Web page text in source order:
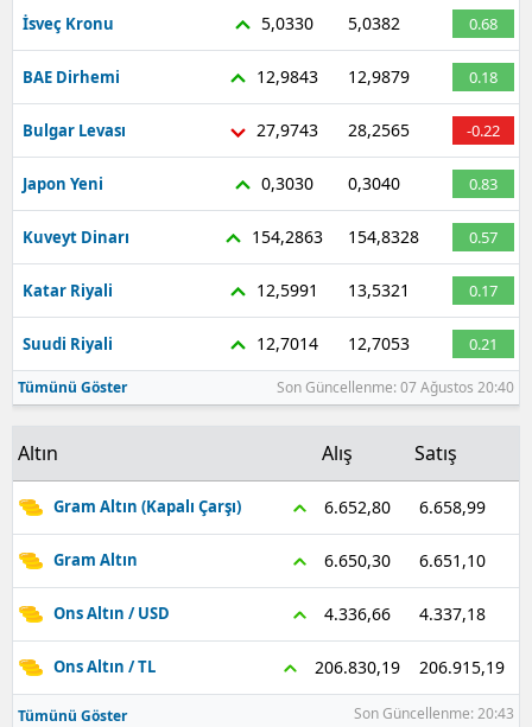
İsveç Kronu 5,0330 5,0382 0.68
BAE Dirhemi 12,9843 12,9879 0.18
Bulgar Levası 27,9743 28,2565 -0.22
Japon Yeni 0,3030 0,3040 0.83
Kuveyt Dinarı 154,2863 154,8328 0.57
Katar Riyali 12,5991 13,5321 0.17
Suudi Riyali 12,7014 12,7053 0.21
Tümünü Göster Son Güncellenme: 07 Ağustos 20:40
Altın Alış Satış
Gram Altın (Kapalı Çarşı) 6.652,80 6.658,99
Gram Altın 6.650,30 6.651,10
Ons Altın / USD 4.336,66 4.337,18
Ons Altın / TL 206.830,19 206.915,19
Tümünü Göster Son Güncellenme: 20:43